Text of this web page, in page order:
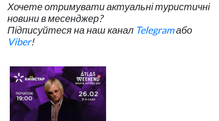
Хочете отримувати актуальні туристичні
новини в месенджер?
Підписуйтеся на наш канал Telegramабо
Viber!